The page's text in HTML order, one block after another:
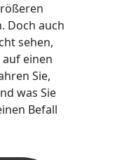
Doch auch
sehen,
einen
Sie,
was Sie
Befall